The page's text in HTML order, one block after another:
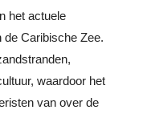
het actuele
de Caribische Zee.
waardoor het
van over de